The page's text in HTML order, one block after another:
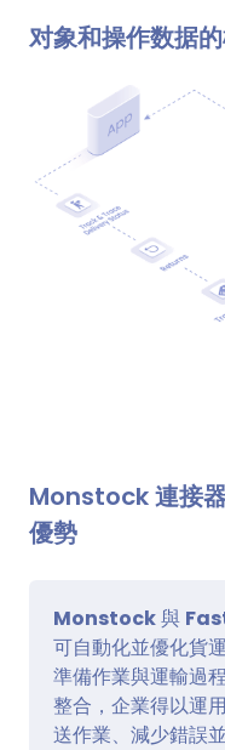
对象和操作数据
Monstock 連接
優勢
Monstock與
可自動化並優化貨
準備作業與運輸過
整合，企業得以運
送作業、減少錯誤